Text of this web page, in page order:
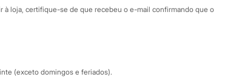
Eventos
à loja, certifique-se de que recebeu o e-mail confirmando que o
(exceto domingos e feriados).